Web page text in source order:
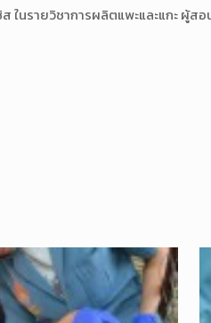
ในรายวิชาการผลิตแพะและแกะ ผู้